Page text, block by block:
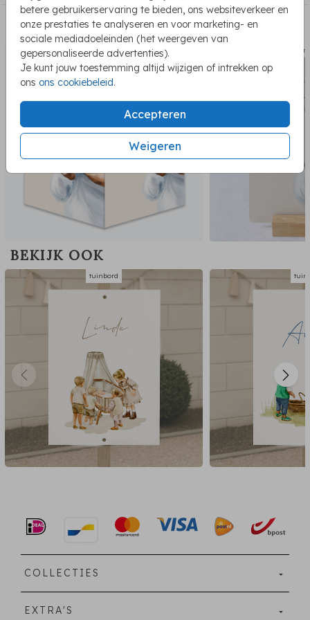
betere gebruikerservaring te bieden, ons websiteverkeer en
onze prestaties te analyseren en voor marketing- en
sociale mediadoeleinden (het weergeven van
gepersonaliseerde advertenties).
Je kunt jouw toestemming altijd wijzigen of intrekken op
ons ons cookiebeleid.
Accepteren
Weigeren
jongen Handgetekend en alleen bij Fientje en Co
verkrijgbaar Weerbestendig materiaal, geschikt voor
buitengebruik Mooi te combineren met een geboortekaartje
in olieverfstijl Een bijzonder geboortetuinbord dat aanvoelt
als een klein kunstwerk – liefdevol, stijlvol en uniek voor de
geboorte van jullie zoon.
PASSEND BIJ DE KAART
raambord dubbel
BEKIJK OOK
tuinbord
COLLECTIES
EXTRA'S